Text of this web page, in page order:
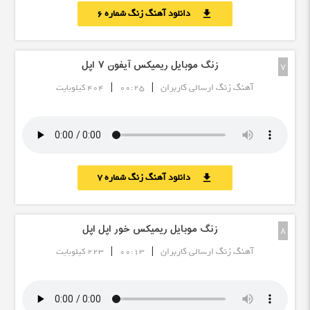
download دانلود آهنگ زنگ شماره 6
7 زنگ موبایل ریمیکس آیفون ۷ اپل
آهنگ زنگ ارسالی کاربران |
00:25
| 404 کیلوبایت
download دانلود آهنگ زنگ شماره 7
8 زنگ موبایل ریمیکس خور اپل اپل
آهنگ زنگ ارسالی کاربران |
00:13
| 223 کیلوبایت